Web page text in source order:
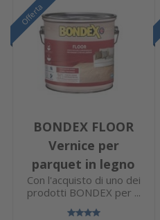
Offerta
BONDEX FLOOR
Vernice per
parquet in legno
Con l'acquisto di uno dei
prodotti BONDEX per ...